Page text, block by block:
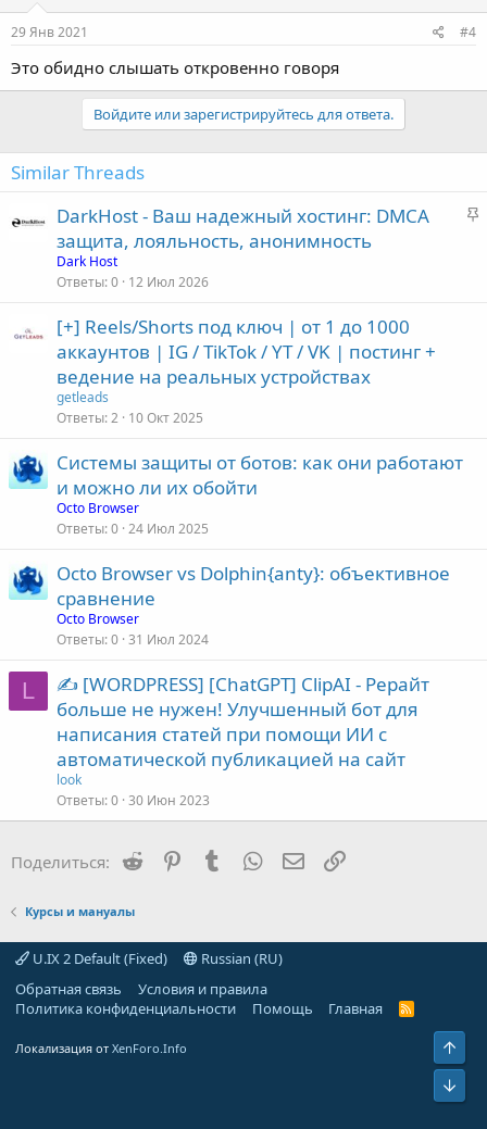
29 Янв 2021 #4
Это обидно слышать откровенно говоря
Войдите или зарегистрируйтесь для ответа.
Similar Threads
З
DarkHost - Ваш надежный хостинг: DMCA
защита, лояльность, анонимность
Dark Host
Ответы 0 12 Июл 2026
[+] Reels/Shorts под ключ | от 1 до 1000
аккаунтов | IG / TikTok / YT / VK | постинг +
ведение на реальных устройствах
getleads
Ответы 2 10 Окт 2025
Системы защиты от ботов: как они работают
и можно ли их обойти
Octo Browser
Ответы 0 24 Июл 2025
Octo Browser vs Dolphin{anty}: объективное
сравнение
Octo Browser
Ответы 0 31 Июл 2024
L
✍️️ [WORDPRESS] [ChatGPT]️ ClipAI - Рерайт
больше не нужен! Улучшенный бот для
написания статей при помощи ИИ с
автоматической публикацией на сайт
look
Ответы 0 30 Июн 2023
Поделиться: Reddit PinterestTumblrWhatsAppЭлектронная почта
Ссылка
Курсы и мануалы
U.IX 2 Default (Fixed)
Russian (RU)
Обратная связь
Условия и правила
Политика конфиденциальности
Помощь Главная
R
Локализация от XenForo.Info